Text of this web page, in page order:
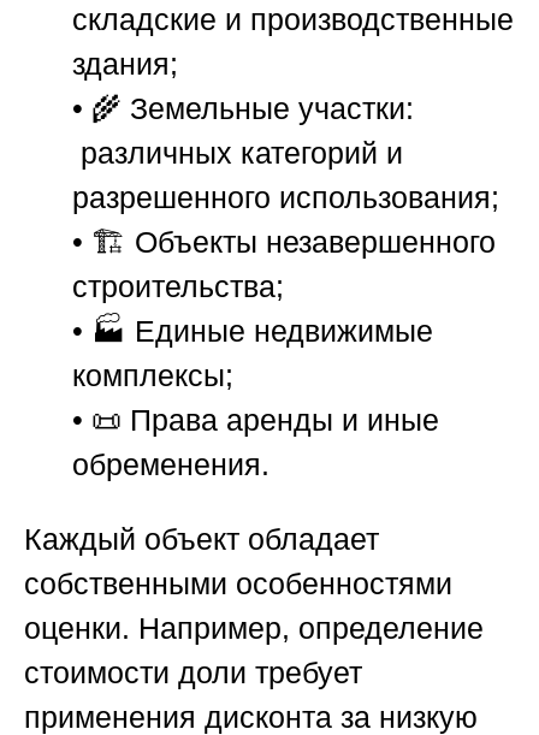
складские и производственные
здания;
• 🌾 Земельные участки:
различных категорий и
разрешенного использования;
• 🏗️ Объекты незавершенного
строительства;
• 🏭 Единые недвижимые
комплексы;
• 📜 Права аренды и иные
обременения.
Каждый объект обладает
собственными особенностями
оценки. Например, определение
стоимости доли требует
применения дисконта за низкую